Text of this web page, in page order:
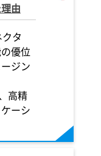
由
タ
優位
ジン
高精
ーシ